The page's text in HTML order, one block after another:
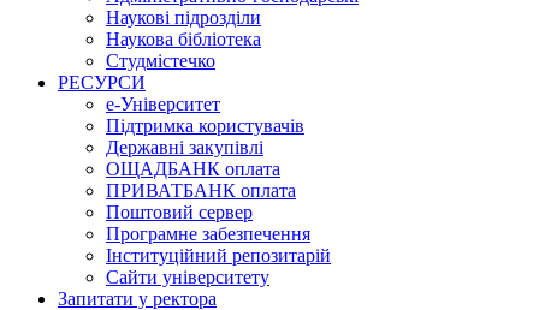
Наукові підрозділи
Наукова бібліотека
Студмістечко
РЕСУРСИ
е-Університет
Підтримка користувачів
Державні закупівлі
ОЩАДБАНК оплата
ПРИВАТБАНК оплата
Поштовий сервер
Програмне забезпечення
Інституційний репозитарій
Сайти університету
Запитати у ректора